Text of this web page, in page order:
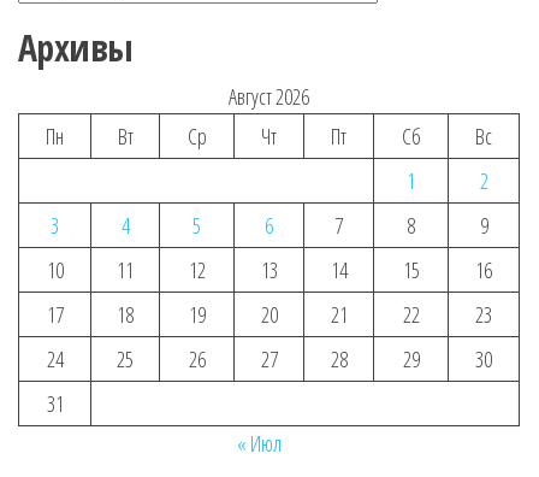
Архивы
Август 2026
Пн
Вт Ср Чт Пт Сб
Вс
1
2
3
4 5 6 7 8
9
10
11 12 13 14 15
16
17
18 19 20 21 22
23
24
25 26 27 28 29
30
31
« Июл